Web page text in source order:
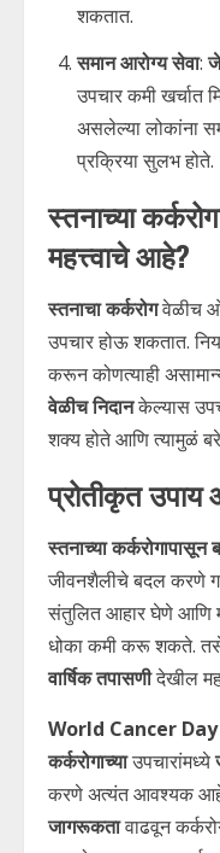
शकतात.
समान आरोग्य सेवा:
उपचार कमी खर्चात
असलेल्या लोकांना
प्रक्रिया सुलभ होते.
स्तनाच्या
महत्त्वाचे आहे?
स्तनाचा कर्करोगवेळीच
उपचार होऊ शकतात.
करून कोणत्याही
वेळीच निदानकेल्यास
शक्य होते आणि त्यामुळं
प्रोतीकृत
स्तनाच्या कर्करोगापासून
जीवनशैलीचे बदल करणे
संतुलित आहार घेणे आणि
धोका कमी करू शकते.
वार्षिक तपासणीदेखील
World Cancer
कर्करोगाच्याउपचारांमध्ये
करणे अत्यंत आवश्यक
जागरूकतावाढवून